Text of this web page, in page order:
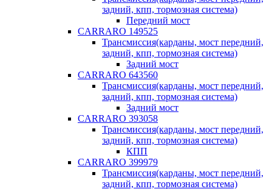
задний, кпп, тормозная система)
Передний мост
CARRARO 149525
Трансмиссия(карданы, мост передний,
задний, кпп, тормозная система)
Задний мост
CARRARO 643560
Трансмиссия(карданы, мост передний,
задний, кпп, тормозная система)
Задний мост
CARRARO 393058
Трансмиссия(карданы, мост передний,
задний, кпп, тормозная система)
КПП
CARRARO 399979
Трансмиссия(карданы, мост передний,
задний, кпп, тормозная система)